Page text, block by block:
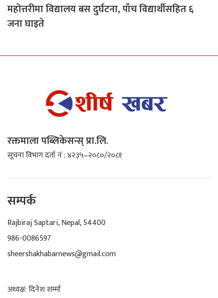
महोत्तरीमा विद्यालय बस दुर्घटना, पाँच विद्यार्थीसहित ६
जना घाइते
रक्तमाला पब्लिकेसन्स् प्रा.लि.
सूचना विभाग दर्ता नं : ४२३५–२०८०/२०८१
सम्पर्क
Rajbiraj Saptari, Nepal, 54400
986-0086597
sheershakhabarnews@gmail.com
अध्यक्ष: दिनेश शर्म्मा